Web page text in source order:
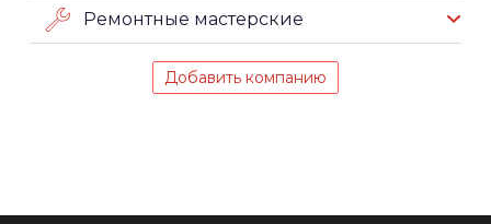
Ремонтные мастерские
Добавить компанию